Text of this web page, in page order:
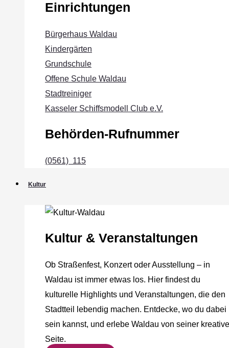
Einrichtungen
Bürgerhaus Waldau
Kindergärten
Grundschule
Offene Schule Waldau
Stadtreiniger
Kasseler Schiffsmodell Club e.V.
Behörden-Rufnummer
(0561) 115
Kultur
Kultur & Veranstaltungen
Ob Straßenfest, Konzert oder Ausstellung – in
Waldau ist immer etwas los. Hier findest du
kulturelle Highlights und Veranstaltungen, die den
Stadtteil lebendig machen. Entdecke, wo du dabei
sein kannst, und erlebe Waldau von seiner
Seite.